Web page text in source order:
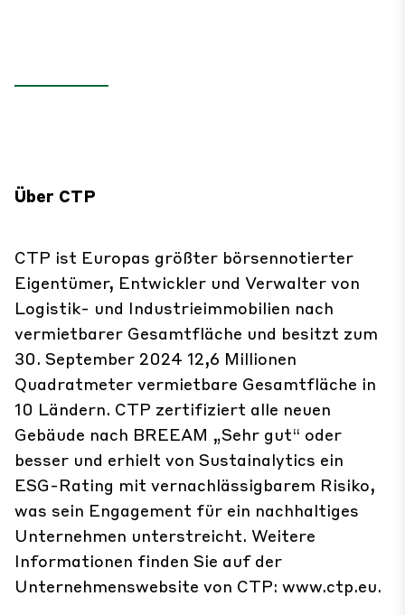
Über CTP
CTP ist Europas größter börsennotierter
Eigentümer, Entwickler und Verwalter von
Logistik- und Industrieimmobilien nach
vermietbarer Gesamtfläche und besitzt zum
30. September 2024 12,6 Millionen
Quadratmeter vermietbare Gesamtfläche in
10 Ländern. CTP zertifiziert alle neuen
Gebäude nach BREEAM „Sehr gut“ oder
besser und erhielt von Sustainalytics ein
ESG-Rating mit vernachlässigbarem Risiko,
was sein Engagement für ein nachhaltiges
Unternehmen unterstreicht. Weitere
Informationen finden Sie auf der
Unternehmenswebsite von CTP: www.ctp.eu.